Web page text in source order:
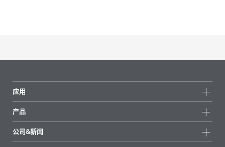
应用
产品
所有产品
公司&新闻